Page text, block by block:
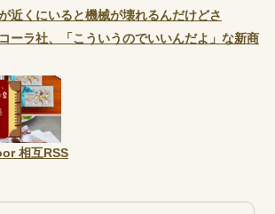
近くにいると機械が壊れるんだけどさ
ーラ社、「こういうのでいいんだよ」な新商
相互RSS